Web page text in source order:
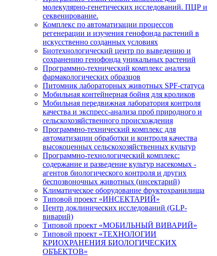
молекулярно-генетических исследований. ПЦР и
секвенирование.
Комплекс по автоматизации процессов
регенерации и изучения генофонда растений в
искусственно созданных условиях
Биотехнологический центр по выведению и
сохранению генофонда уникальных растений
Программно-технический комплекс анализа
фармакологических образцов
Питомник лабораторных животных SPF-статуса
Мобильная контейнерная бойня для кроликов
Мобильная передвижная лаборатория контроля
качества и экспресс-анализа проб природного и
сельскохозяйственного происхождения
Программно-технический комплекс для
автоматизации обработки и контроля качества
высокоценных сельскохозяйственных культур
Программно-технологический комплекс:
содержание и разведение культур насекомых -
агентов биологического контроля и других
беспозвоночных животных (инсектарий)
Климатическое оборудование фруктохранилища
Типовой проект «ИНСЕКТАРИЙ»
Центр доклинических исследований (GLP-
виварий)
Типовой проект «МОБИЛЬНЫЙ ВИВАРИЙ»
Типовой проект «ТЕХНОЛОГИИ
КРИОХРАНЕНИЯ БИОЛОГИЧЕСКИХ
ОБЪЕКТОВ»